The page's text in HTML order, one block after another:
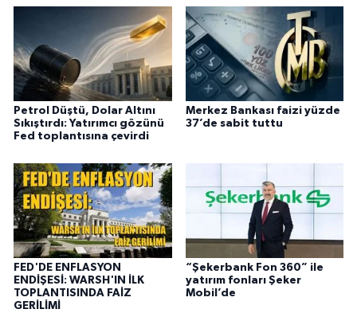
Petrol Düştü, Dolar Altını
Sıkıştırdı: Yatırımcı gözünü
Fed toplantısına çevirdi
Merkez Bankası faizi yüzde
37’de sabit tuttu
FED'DE ENFLASYON
ENDİŞESİ: WARSH'IN İLK
TOPLANTISINDA FAİZ
GERİLİMİ
“Şekerbank Fon 360” ile
yatırım fonları Şeker
Mobil’de